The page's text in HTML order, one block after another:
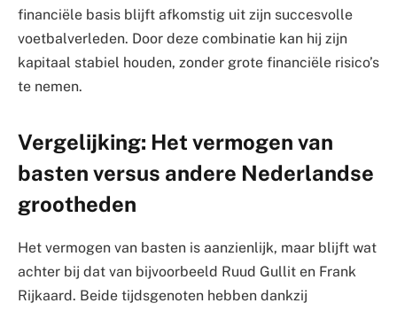
financiële basis blijft afkomstig uit zijn succesvolle
voetbalverleden. Door deze combinatie kan hij zijn
kapitaal stabiel houden, zonder grote financiële risico’s
te nemen.
Vergelijking: Het vermogen van
basten versus andere Nederlandse
grootheden
Het vermogen van basten is aanzienlijk, maar blijft wat
achter bij dat van bijvoorbeeld Ruud Gullit en Frank
Rijkaard. Beide tijdsgenoten hebben dankzij